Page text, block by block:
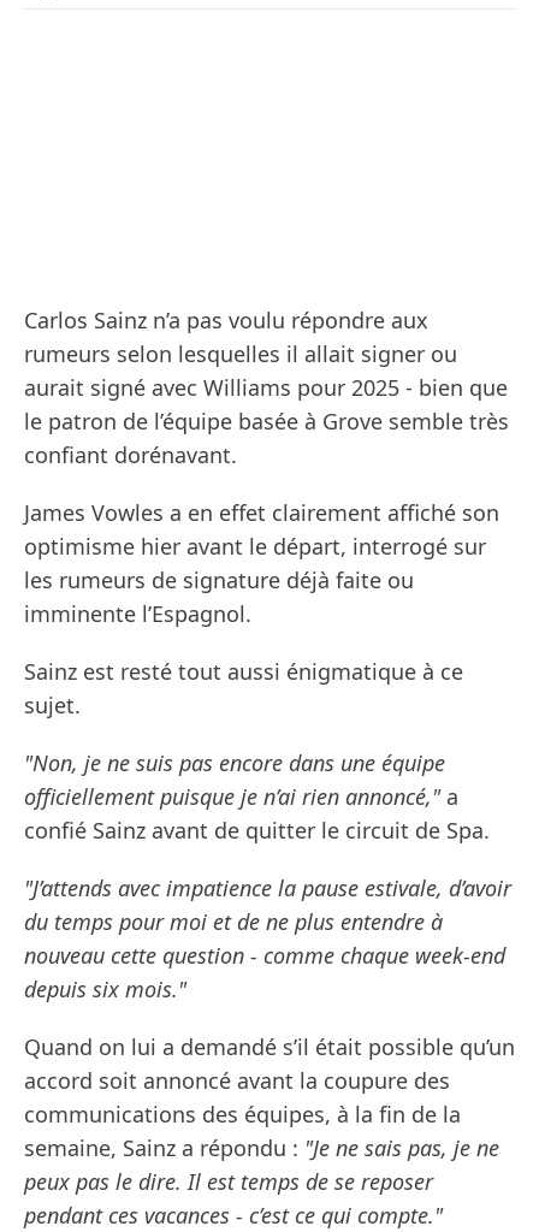
Carlos Sainz n’a pas voulu répondre aux
rumeurs selon lesquelles il allait signer ou
aurait signé avec Williams pour 2025 - bien que
le patron de l’équipe basée à Grove semble très
confiant dorénavant.
James Vowles a en effet clairement affiché son
optimisme hier avant le départ, interrogé sur
les rumeurs de signature déjà faite ou
imminente l’Espagnol.
Sainz est resté tout aussi énigmatique à ce
sujet.
"Non, je ne suis pas encore dans une équipe
officiellement puisque je n’ai rien annoncé,"a
confié Sainz avant de quitter le circuit de Spa.
"J’attends avec impatience la pause estivale, d’avoir
du temps pour moi et de ne plus entendre à
nouveau cette question - comme chaque week-end
depuis six mois."
Quand on lui a demandé s’il était possible qu’un
accord soit annoncé avant la coupure des
communications des équipes, à la fin de la
semaine, Sainz a répondu : "Je ne sais pas, je ne
peux pas le dire. Il est temps de se reposer
pendant ces vacances - c’est ce qui compte."